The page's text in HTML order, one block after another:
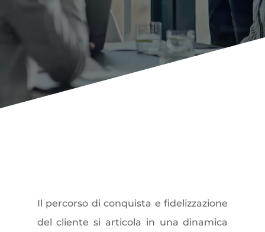
Il percorso di conquista efidelizzazione
del cliente si articola in una dinamica